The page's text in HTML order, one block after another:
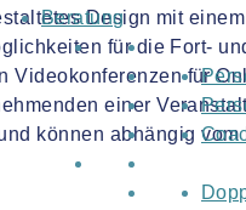
BeratungDesign mit
für die Fort-
Videokonferenzen für
einer
können abhängig